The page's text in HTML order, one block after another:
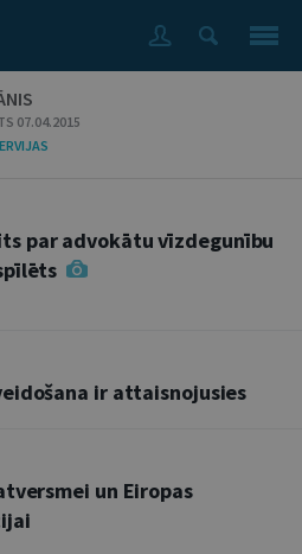
07.04.2015
par advokātu vīzdegunību
ir attaisnojusies
un Eiropas